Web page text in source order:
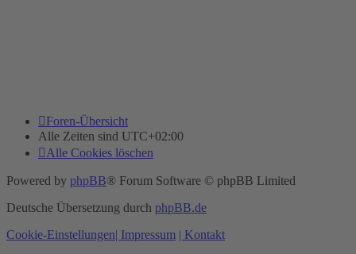
Foren-Übersicht
Alle Zeiten sind UTC+02:00
Alle Cookies löschen
Powered by phpBB® Forum Software © phpBB Limited
Deutsche Übersetzung durch phpBB.de
Cookie-Einstellungen| Impressum | Kontakt